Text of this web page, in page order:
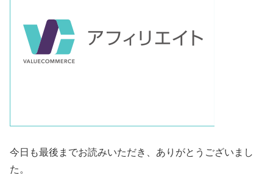
今日も最後までお読みいただき、ありがとうございまし
た。